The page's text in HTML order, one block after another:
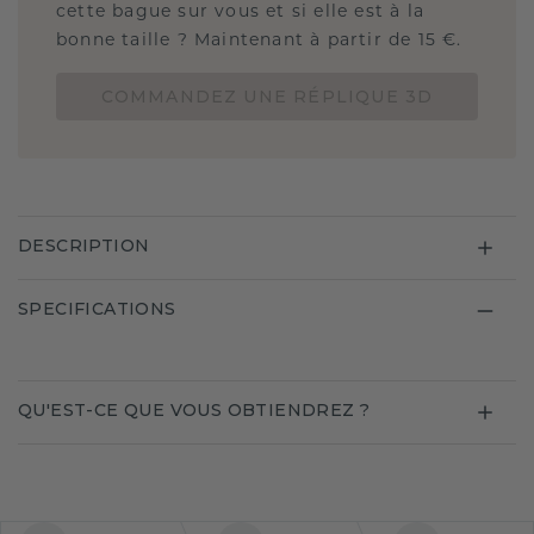
cette bague sur vous et si elle est à la
bonne taille ? Maintenant à partir de 15 €.
DESCRIPTION
SPECIFICATIONS
QU'EST-CE QUE VOUS OBTIENDREZ ?